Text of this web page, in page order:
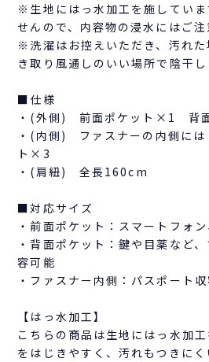
※生地にはっ水加工を施してい
せんので、内容物の浸水にはご注
※洗濯はお控えいただき、汚れ
き取り風通しのいい場所で陰干し
■仕様
・(外側) 前面ポケット×1 背
・(内側) ファスナーの内側に
ト×3
・(肩紐) 全長160cm
■対応サイズ
・前面ポケット：スマートフォ
・背面ポケット：鍵や目薬など
容可能
・ファスナー内側：パスポート
【はっ水加工】
こちらの商品は生地にはっ水加
をはじきやすく、汚れもつきにく